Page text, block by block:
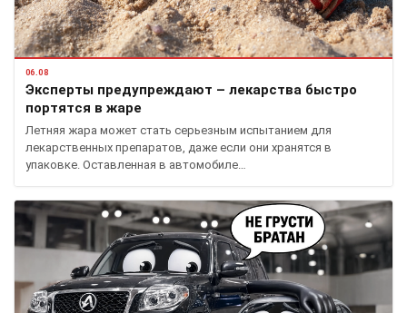
06.08
Эксперты предупреждают – лекарства быстро
портятся в жаре
Летняя жара может стать серьезным испытанием для
лекарственных препаратов, даже если они хранятся в
упаковке. Оставленная в автомобиле…